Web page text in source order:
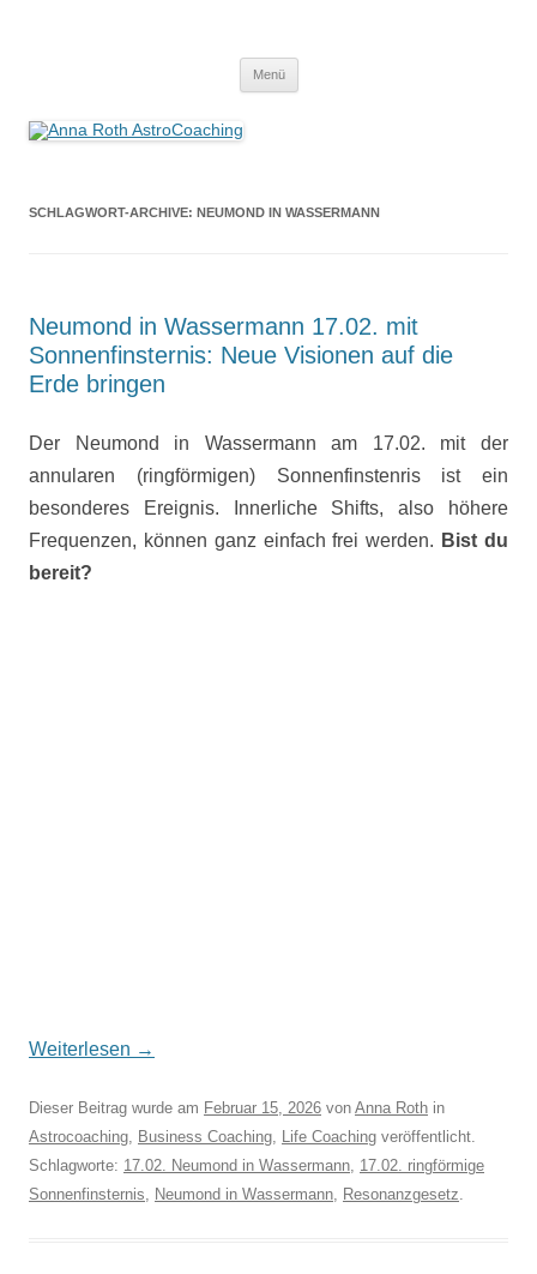
Menü
SCHLAGWORT-ARCHIVE: NEUMOND IN WASSERMANN
Neumond in Wassermann 17.02. mit
Sonnenfinsternis: Neue Visionen auf die
Erde bringen
Der Neumond in Wassermann am 17.02. mit der
annularen (ringförmigen) Sonnenfinstenris ist ein
besonderes Ereignis. Innerliche Shifts, also höhere
Frequenzen, können ganz einfach frei werden. Bist du
bereit?
Weiterlesen →
Dieser Beitrag wurde am Februar 15, 2026 von Anna Roth in
Astrocoaching, Business Coaching, Life Coaching veröffentlicht.
Schlagworte: 17.02. Neumond in Wassermann, 17.02. ringförmige
Sonnenfinsternis, Neumond in Wassermann, Resonanzgesetz.